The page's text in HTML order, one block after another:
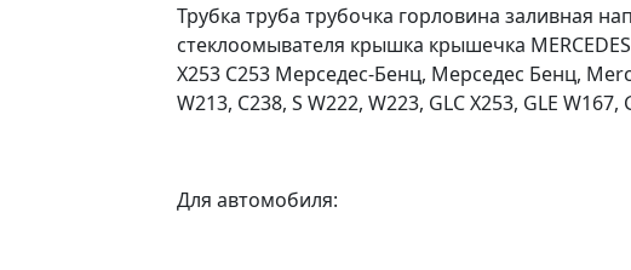
Трубка труба трубочка горловина заливная
стеклоомывателя крышка крышечка
X253 C253 Мерседес-Бенц, Мерседес Бенц,
W213, C238, S W222, W223, GLC X253, GLE W167,
Для автомобиля: